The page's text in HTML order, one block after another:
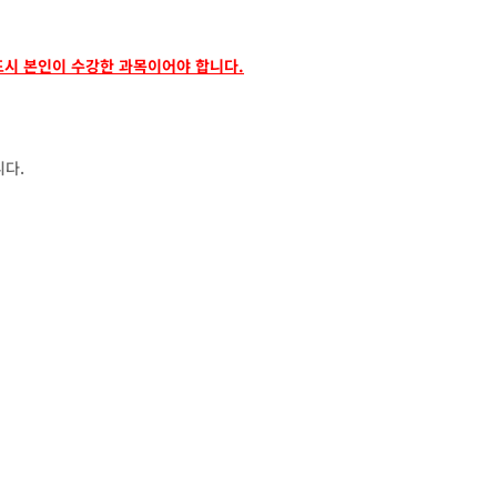
본인이 수강한 과목이어야 합니다.
다.